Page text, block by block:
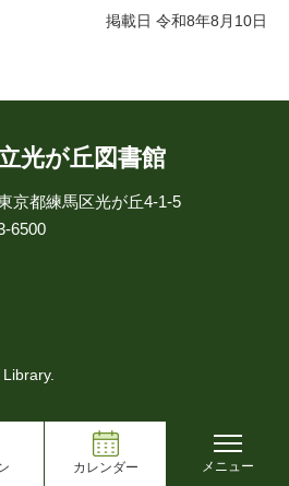
掲載日 令和8年8月10日
光が丘図書館
京都練馬区光が丘4-1-5
6500
カレンダー メニュー